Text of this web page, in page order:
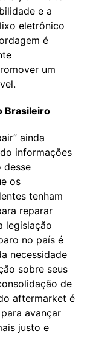
e a
eletrônico
é
um
Brasileiro
ainda
informações
desse
os
tenham
reparar
legislação
no país é
necessidade
sobre seus
de
aftermarket é
avançar
justo e